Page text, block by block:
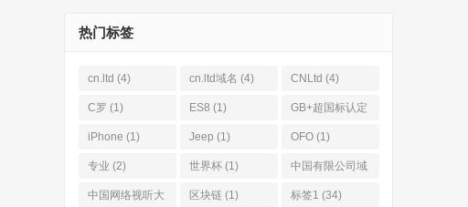
热门标签
cn.ltd (4) cn.ltd域名 (4) CNLtd (4)
C罗 (1) ES8 (1)
GB+超国标认定
体系(1)
iPhone (1) Jeep (1) OFO (1)
专业 (2) 世界杯 (1)
中国有限公司域
名(4)
中国网络视听大
区块链 (1) 标签1 (34)